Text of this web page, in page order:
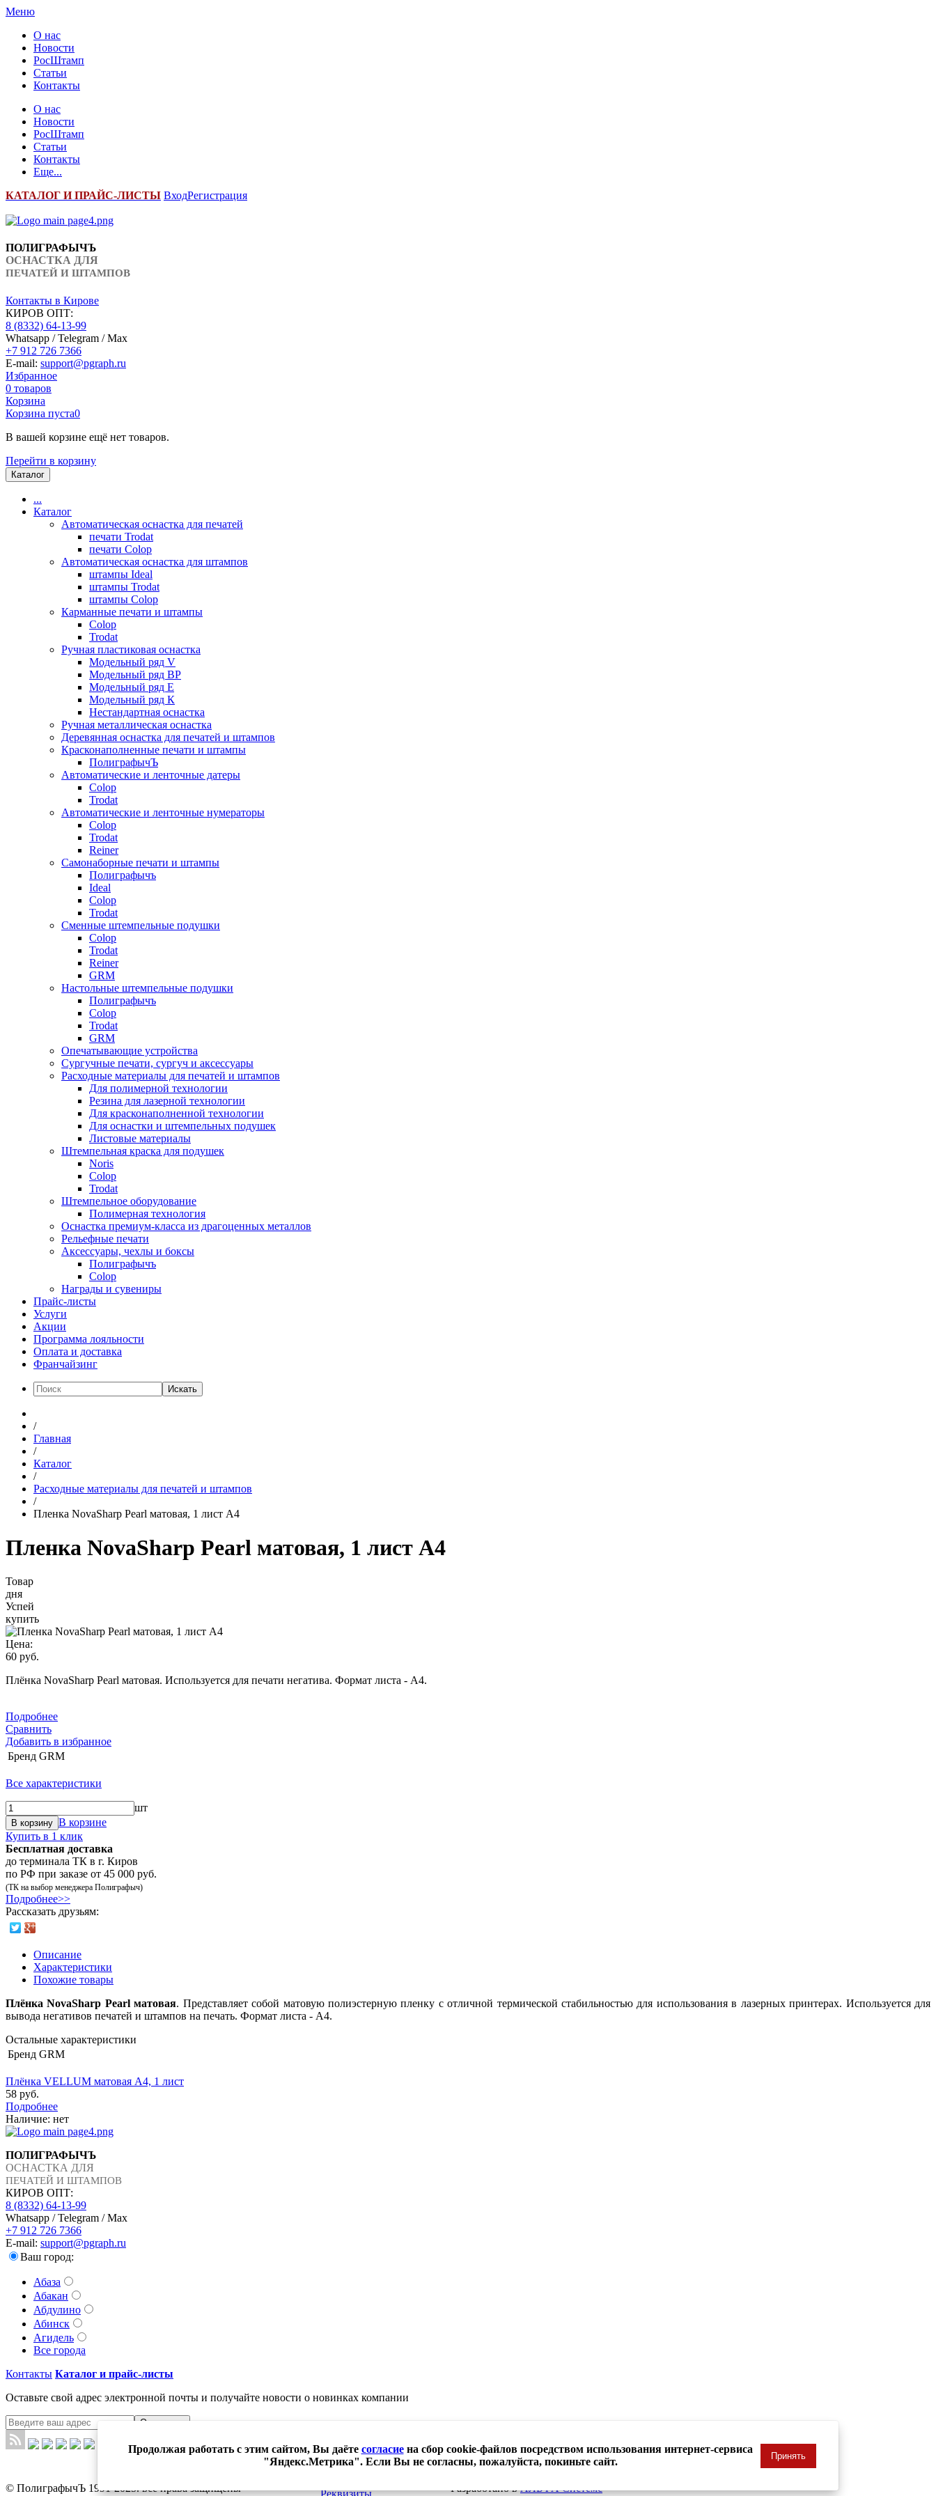
Меню
О нас
Новости
РосШтамп
Статьи
Контакты
О нас
Новости
РосШтамп
Статьи
Контакты
Еще...
КАТАЛОГ И ПРАЙС-ЛИСТЫ ВходРегистрация
ПОЛИГРАФЫЧЪ
ОСНАСТКА ДЛЯ
ПЕЧАТЕЙ И ШТАМПОВ
Контакты в Кирове
КИРОВ ОПТ:
8 (8332) 64-13-99
Whatsapp / Telegram / Max
+7 912 726 7366
E-mail: support@pgraph.ru
Избранное
0 товаров
Корзина
Корзина пуста0
В вашей корзине ещё нет товаров.
Перейти в корзину
Каталог
...
Каталог
Автоматическая оснастка для печатей
печати Trodat
печати Colop
Автоматическая оснастка для штампов
штампы Ideal
штампы Trodat
штампы Colop
Карманные печати и штампы
Colop
Trodat
Ручная пластиковая оснастка
Модельный ряд V
Модельный ряд ВР
Модельный ряд Е
Модельный ряд К
Нестандартная оснастка
Ручная металлическая оснастка
Деревянная оснастка для печатей и штампов
Красконаполненные печати и штампы
ПолиграфычЪ
Автоматические и ленточные датеры
Colop
Trodat
Автоматические и ленточные нумераторы
Colop
Trodat
Reiner
Самонаборные печати и штампы
Полиграфычъ
Ideal
Colop
Trodat
Сменные штемпельные подушки
Colop
Trodat
Reiner
GRM
Настольные штемпельные подушки
Полиграфычъ
Colop
Trodat
GRM
Опечатывающие устройства
Сургучные печати, сургуч и аксессуары
Расходные материалы для печатей и штампов
Для полимерной технологии
Резина для лазерной технологии
Для красконаполненной технологии
Для оснастки и штемпельных подушек
Листовые материалы
Штемпельная краска для подушек
Noris
Colop
Trodat
Штемпельное оборудование
Полимерная технология
Оснастка премиум-класса из драгоценных металлов
Рельефные печати
Аксессуары, чехлы и боксы
Полиграфычъ
Colop
Награды и сувениры
Прайс-листы
Услуги
Акции
Программа лояльности
Оплата и доставка
Франчайзинг
Искать
/
Главная
/
Каталог
/
Расходные материалы для печатей и штампов
/
Пленка NovaSharp Pearl матовая, 1 лист А4
Пленка NovaSharp Pearl матовая, 1 лист А4
Товар
дня
Успей
купить
Цена:
60 руб.
Плёнка NovaSharp Pearl матовая. Используется для печати негатива. Формат листа - А4.
Подробнее
Сравнить
Добавить в избранное
Бренд GRM
Все характеристики
шт
В корзину В корзине
Купить в 1 клик
Бесплатная доставка
до терминала ТК в г. Киров
по РФ при заказе от 45 000 руб.
(ТК на выбор менеджера Полиграфыч)
Подробнее>>
Рассказать друзьям:
Описание
Характеристики
Похожие товары
Плёнка NovaSharp Pearl матовая. Представляет собой матовую полиэстерную пленку с отличной термической стабильностью для использования в лазерных принтерах. Используется для
вывода негативов печатей и штампов на печать. Формат листа - А4.
Остальные характеристики
Бренд GRM
Плёнка VELLUM матовая А4, 1 лист
58 руб.
Подробнее
Наличие: нет
ПОЛИГРАФЫЧЪ
ОСНАСТКА ДЛЯ
ПЕЧАТЕЙ И ШТАМПОВ
КИРОВ ОПТ:
8 (8332) 64-13-99
Whatsapp / Telegram / Max
+7 912 726 7366
E-mail: support@pgraph.ru
Ваш город:
Абаза
Абакан
Абдулино
Абинск
Агидель
Все города
Контакты Каталог и прайс-листы
Оставьте свой адрес электронной почты и получайте новости о новинках компании
Отправить
© ПолиграфычЪ 1991-2025. все права защищены Разработано вАЛЬФА Системс
Продолжая работать с этим сайтом, Вы даёте согласиена сбор cookie-файлов посредством использования интернет-сервиса
"Яндекс.Метрика". Если Вы не согласны, пожалуйста, покиньте сайт.
Принять